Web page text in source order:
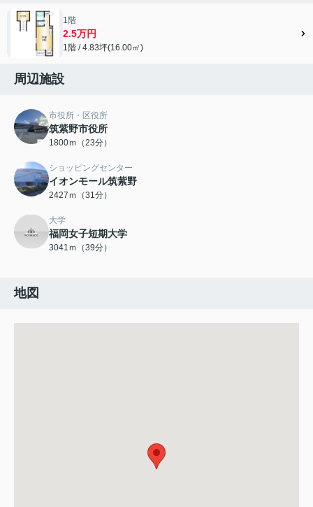
1階
2.5万円
1階 / 4.83坪(16.00㎡)
周辺施設
市役所・区役所
筑紫野市役所
1800ｍ（23分）
ショッピングセンター
イオンモール筑紫野
2427ｍ（31分）
大学
福岡女子短期大学
3041ｍ（39分）
地図